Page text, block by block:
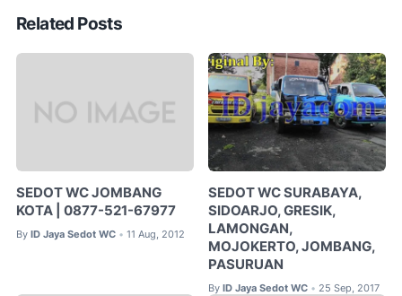
Related Posts
SEDOT WC JOMBANG
KOTA | 0877-521-67977
By ID Jaya Sedot WC • 11 Aug, 2012
SEDOT WC SURABAYA,
SIDOARJO, GRESIK,
LAMONGAN,
MOJOKERTO, JOMBANG,
PASURUAN
By ID Jaya Sedot WC • 25 Sep, 2017